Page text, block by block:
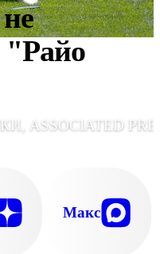
"Райо
ASSOCIATED
Макс